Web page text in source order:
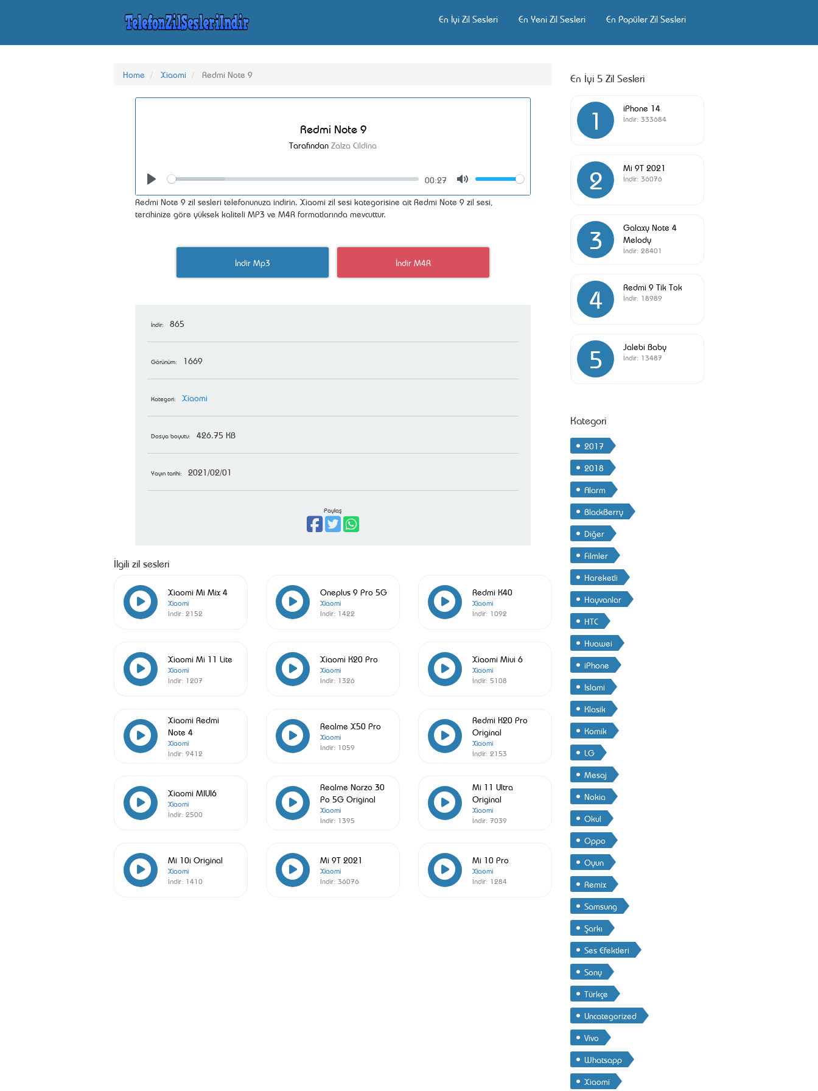
En İyi Zil Sesleri En Yeni Zil Sesleri En Popüler Zil Sesleri
Home Xiaomi Redmi Note 9
Redmi Note 9
Tarafından Zalza Cildina
Seek
00:27
Volume
Redmi Note 9 zil sesleri telefonunuza indirin. Xiaomi zil sesi kategorisine ait Redmi Note 9 zil sesi,
tercihinize göre yüksek kaliteli MP3 ve M4R formatlarında mevcuttur.
İndir Mp3 İndir M4R
İndir: 865
Görünüm: 1669
Kategori: Xiaomi
Dosya boyutu: 426.75 KB
Yayın tarihi: 2021/02/01
Paylaş
İlgili zil sesleri
Xiaomi Mi Mix 4
Xiaomi
İndir: 2152
Oneplus 9 Pro 5G
Xiaomi
İndir: 1422
Redmi K40
Xiaomi
İndir: 1092
Xiaomi Mi 11 Lite
Xiaomi
İndir: 1207
Xiaomi K20 Pro
Xiaomi
İndir: 1326
Xiaomi Miui 6
Xiaomi
İndir: 5108
Xiaomi Redmi
Note 4
Xiaomi
İndir: 9412
Realme X50 Pro
Xiaomi
İndir: 1059
Redmi K20 Pro
Original
Xiaomi
İndir: 2153
Xiaomi MIUI6
Xiaomi
İndir: 2500
Realme Narzo 30
Po 5G Original
Xiaomi
İndir: 1395
Mi 11 Ultra
Original
Xiaomi
İndir: 7039
Mi 10i Original
Xiaomi
İndir: 1410
Mi 9T 2021
Xiaomi
İndir: 36076
Mi 10 Pro
Xiaomi
İndir: 1284
En İyi 5 Zil Sesleri
1 iPhone 14
İndir: 333684
2 Mi 9T 2021
İndir: 36076
3
Galaxy Note 4
Melody
İndir: 28401
4 Redmi 9 Tik Tok
İndir: 18989
5 Jalebi Baby
İndir: 13487
Kategori
2017
2018
Alarm
BlackBerry
Diğer
Filmler
Hareketli
Hayvanlar
HTC
Huawei
iPhone
Islami
Klasik
Komik
LG
Mesaj
Nokia
Okul
Oppo
Oyun
Remix
Samsung
Şarkı
Ses Efektleri
Sony
Türkçe
Uncategorized
Vivo
Whatsapp
Xiaomi